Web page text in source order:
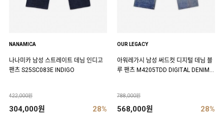
NANAMICA
나나미카 남성 스트레이트 데님 인디고
팬츠 S25SC083E INDIGO
422,000원
304,000원 28%
OUR LEGACY
아워레가시 남성 써드컷 디지털 데님 블
루 팬츠 M4205TDD DIGITAL DENIM P
788,000원
568,000원 28%